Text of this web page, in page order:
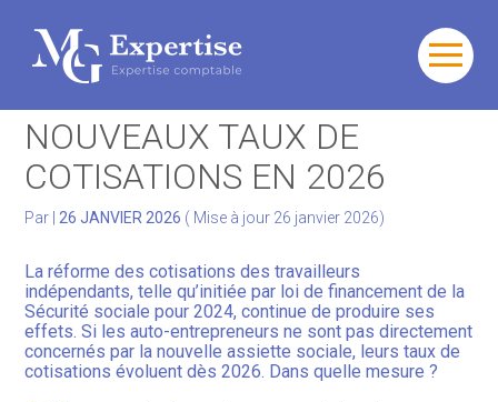
Aller
Gérer votre quotidien
Gérer votre patrimoine
Facturation Électronique
AUTO-ENTREPRENEURS :
NOUVEAUX TAUX DE
COTISATIONS EN 2026
Par 26 JANVIER 2026 ( Mise à jour 26 janvier 2026)
La réforme des cotisations des travailleurs
indépendants, telle qu’initiée par loi de financement de la
Sécurité sociale pour 2024, continue de produire ses
effets. Si les auto-entrepreneurs ne sont pas directement
concernés par la nouvelle assiette sociale, leurs taux de
cotisations évoluent dès 2026. Dans quelle mesure ?